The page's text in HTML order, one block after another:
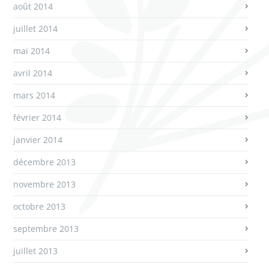
août 2014
juillet 2014
mai 2014
avril 2014
mars 2014
février 2014
janvier 2014
décembre 2013
novembre 2013
octobre 2013
septembre 2013
juillet 2013